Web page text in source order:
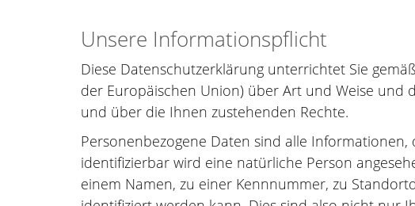
Unsere Informationspflicht
Diese Datenschutzerklärung unterrichtet Sie
der Europäischen Union) über Art und Weise und
und über die Ihnen zustehenden Rechte.
Personenbezogene Daten sind alle
identifizierbar wird eine natürliche Person
einem Namen, zu einer Kennnummer, zu